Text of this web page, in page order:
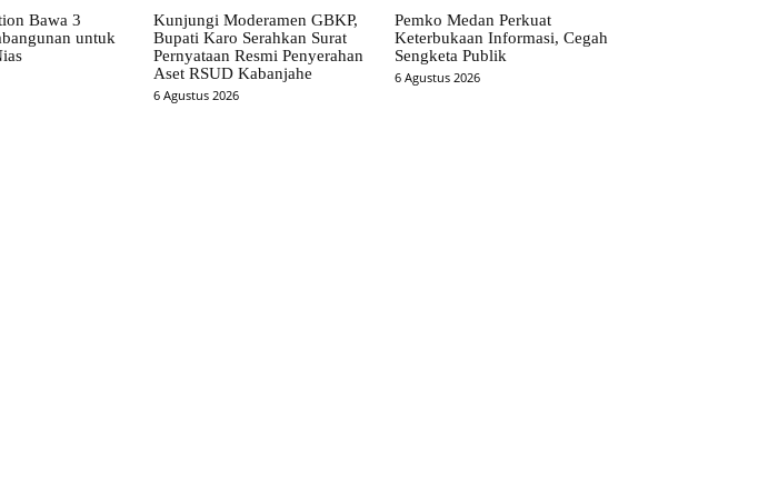
Bawa 3
untuk
Kunjungi Moderamen GBKP,
Bupati Karo Serahkan Surat
Pernyataan Resmi Penyerahan
Aset RSUD Kabanjahe
6 Agustus 2026
Pemko Medan Perkuat
Keterbukaan Informasi, Cegah
Sengketa Publik
6 Agustus 2026